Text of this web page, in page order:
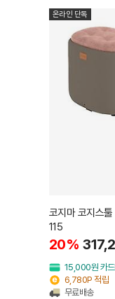
온라인 단독
코지마 코지스
115
20%
15,000원 카
6,780P 적립
무료배송